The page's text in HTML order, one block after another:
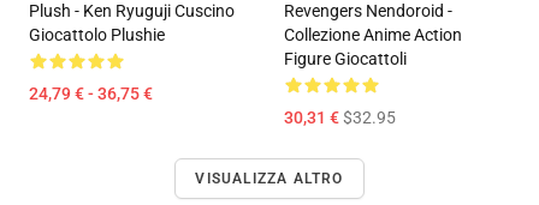
Plush - Ken Ryuguji Cuscino
Giocattolo Plushie
24,79 € - 36,75 €
Revengers Nendoroid -
Collezione Anime Action
Figure Giocattoli
30,31 €$32.95
VISUALIZZA ALTRO